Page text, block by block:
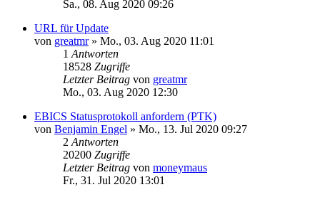
Sa., 08. Aug 2020 09:26
URL für Update
von greatmr» Mo., 03. Aug 2020 11:01
1 Antworten
18528 Zugriffe
Letzter Beitrag von greatmr
Mo., 03. Aug 2020 12:30
EBICS Statusprotokoll anfordern (PTK)
von Benjamin Engel » Mo., 13. Jul 2020 09:27
2 Antworten
20200 Zugriffe
Letzter Beitrag von moneymaus
Fr., 31. Jul 2020 13:01